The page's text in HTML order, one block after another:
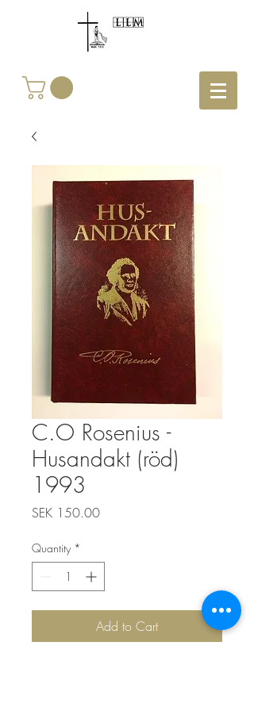
C.O Rosenius -
Husandakt (röd)
1993
SEK 150.00Price
Quantity *
Add to Cart